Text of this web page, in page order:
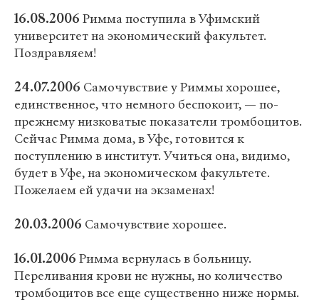
16.08.2006 Римма поступила в Уфимский
университет на экономический факультет.
Поздравляем!
24.07.2006 Самочувствие у Риммы хорошее,
единственное, что немного беспокоит, — по-
прежнему низковатые показатели тромбоцитов.
Сейчас Римма дома, в Уфе, готовится к
поступлению в институт. Учиться она, видимо,
будет в Уфе, на экономическом факультете.
Пожелаем ей удачи на экзаменах!
20.03.2006 Самочувствие хорошее.
16.01.2006 Римма вернулась в больницу.
Переливания крови не нужны, но количество
тромбоцитов все еще существенно ниже нормы.